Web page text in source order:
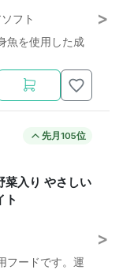
フト
魚を使用した成
先月105位
菜入り やさしい
ト
フードです。運